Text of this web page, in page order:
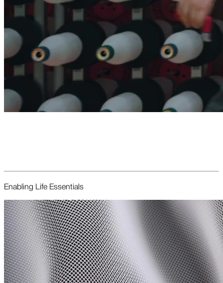
Enabling Life Essent­ials